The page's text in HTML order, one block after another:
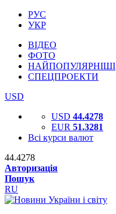
РУС
УКР
ВІДЕО
ФОТО
НАЙПОПУЛЯРНІШІ
СПЕЦПРОЕКТИ
USD
USD 44.4278
EUR 51.3281
Всі курси валют
44.4278
Авторизація
Пошук
RU